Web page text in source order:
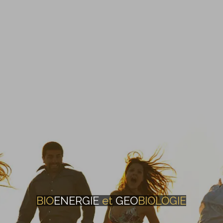
BIOENERGIE et GEOBIOLOGIE